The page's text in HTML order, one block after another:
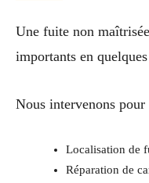
Une fuite non
importants en
Nous intervenons pour
Localisation de
Réparation de